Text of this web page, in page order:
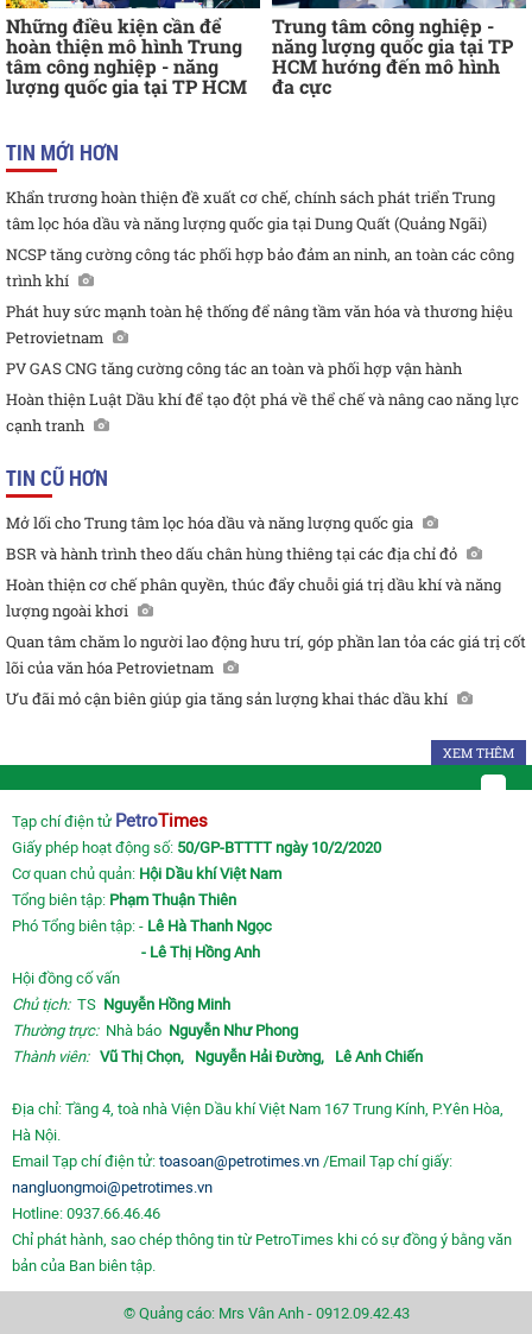
Những điều kiện cần để
hoàn thiện mô hình Trung
tâm công nghiệp - năng
lượng quốc gia tại TP HCM
Trung tâm công nghiệp -
năng lượng quốc gia tại TP
HCM hướng đến mô hình
đa cực
TIN MỚI HƠN
Khẩn trương hoàn thiện đề xuất cơ chế, chính sách phát triển Trung
tâm lọc hóa dầu và năng lượng quốc gia tại Dung Quất (Quảng Ngãi)
NCSP tăng cường công tác phối hợp bảo đảm an ninh, an toàn các công
trình khí
Phát huy sức mạnh toàn hệ thống để nâng tầm văn hóa và thương hiệu
Petrovietnam
PV GAS CNG tăng cường công tác an toàn và phối hợp vận hành
Hoàn thiện Luật Dầu khí để tạo đột phá về thể chế và nâng cao năng lực
cạnh tranh
TIN CŨ HƠN
Mở lối cho Trung tâm lọc hóa dầu và năng lượng quốc gia
BSR và hành trình theo dấu chân hùng thiêng tại các địa chỉ đỏ
Hoàn thiện cơ chế phân quyền, thúc đẩy chuỗi giá trị dầu khí và năng
lượng ngoài khơi
Quan tâm chăm lo người lao động hưu trí, góp phần lan tỏa các giá trị cốt
lõi của văn hóa Petrovietnam
Ưu đãi mỏ cận biên giúp gia tăng sản lượng khai thác dầu khí
XEM THÊM
Tạp chí điện tử PetroTimes
Giấy phép hoạt động số: 50/GP-BTTTT ngày 10/2/2020
Cơ quan chủ quản: Hội Dầu khí Việt Nam
Tổng biên tập: Phạm Thuận Thiên
Phó Tổng biên tập: - Lê Hà Thanh Ngọc
- Lê Thị Hồng Anh
Hội đồng cố vấn
Chủ tịch:TS Nguyễn Hồng Minh
Thường trực: Nhà báo Nguyễn Như Phong
Thành viên: Vũ Thị Chọn, Nguyễn Hải Đường, Lê Anh Chiến
Địa chỉ: Tầng 4, toà nhà Viện Dầu khí Việt Nam 167 Trung Kính, P.Yên Hòa,
Hà Nội.
Email Tạp chí điện tử: toasoan@petrotimes.vn /Email Tạp chí giấy:
nangluongmoi@petrotimes.vn
Hotline: 0937.66.46.46
Chỉ phát hành, sao chép thông tin từ PetroTimes khi có sự đồng ý bằng văn
bản của Ban biên tập.
© Quảng cáo: Mrs Vân Anh - 0912.09.42.43